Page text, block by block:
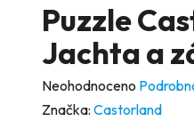
Puzzle
Jachta a
Průměrné
hodnocení
Neohodnoceno
Značka: Castorland